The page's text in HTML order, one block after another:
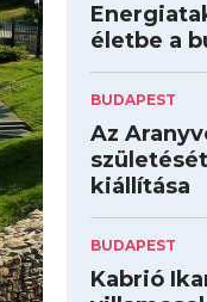
életbe a
BUDAPEST
Az
kiállítása
BUDAPEST
Kabrió